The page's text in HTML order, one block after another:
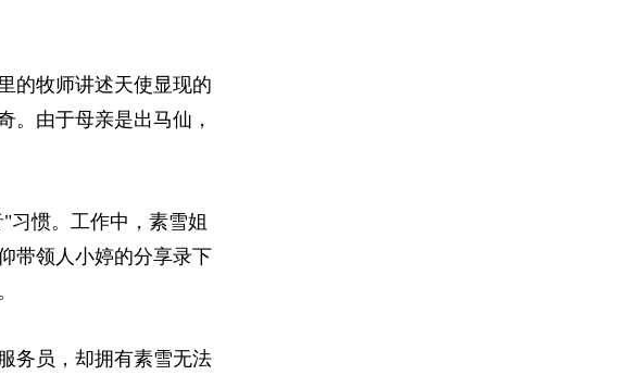
的牧师讲述天使显现的
由于母亲是出马仙，
习惯。工作中，素雪姐
带领人小婷的分享录下
务员，却拥有素雪无法